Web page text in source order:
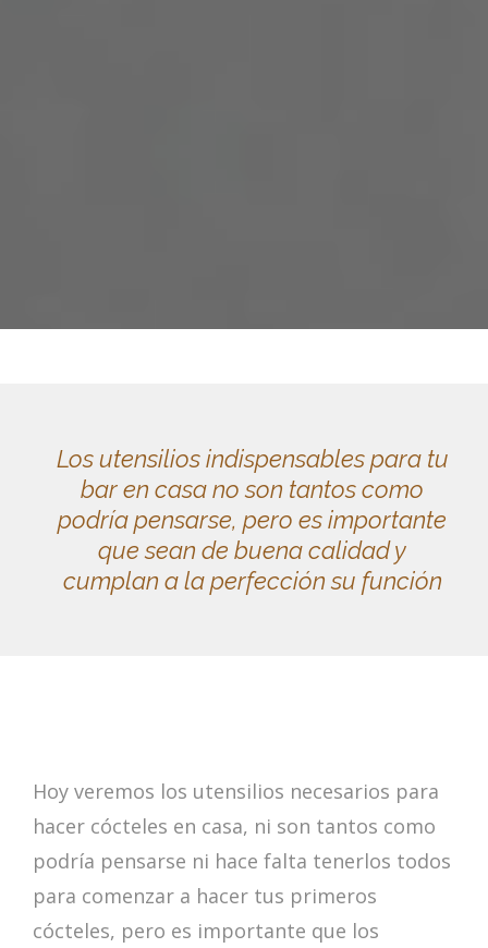
Los utensilios indispensables para tu
bar en casa no son tantos como
podría pensarse, pero es importante
que sean de buena calidad y
cumplan a la perfección su función
Hoy veremos los utensilios necesarios para
hacer cócteles en casa, ni son tantos como
podría pensarse ni hace falta tenerlos todos
para comenzar a hacer tus primeros
cócteles, pero es importante que los